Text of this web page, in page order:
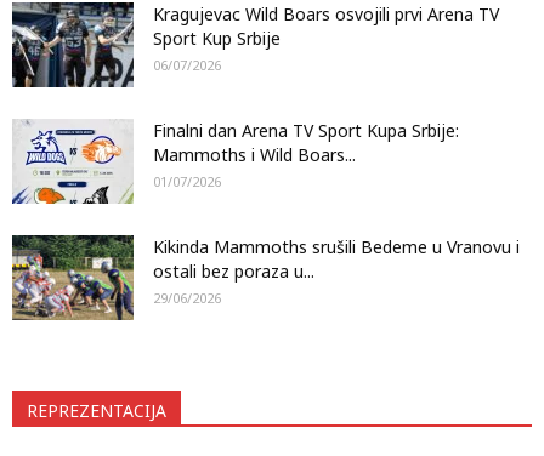
Kragujevac Wild Boars osvojili prvi Arena TV
Sport Kup Srbije
06/07/2026
Finalni dan Arena TV Sport Kupa Srbije:
Mammoths i Wild Boars...
01/07/2026
Kikinda Mammoths srušili Bedeme u Vranovu i
ostali bez poraza u...
29/06/2026
REPREZENTACIJA